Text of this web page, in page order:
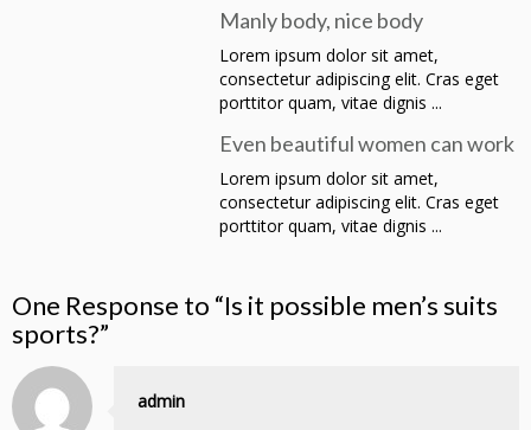
Manly body, nice body
Lorem ipsum dolor sit amet,
consectetur adipiscing elit. Cras eget
porttitor quam, vitae dignis ...
Even beautiful women can work
Lorem ipsum dolor sit amet,
consectetur adipiscing elit. Cras eget
porttitor quam, vitae dignis ...
One Response to “Is it possible men’s suits
sports?”
admin